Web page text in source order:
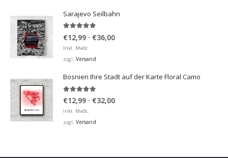
Sarajevo Seilbahn
€12,99– €36,00Preisspanne:
Inkl. MwSt.
zzgl. Versand
Bosnien Ihre Stadt auf der Karte Floral Camo
5.00von 5
€12,99– €32,00Preisspanne:
Inkl. MwSt.
zzgl. Versand